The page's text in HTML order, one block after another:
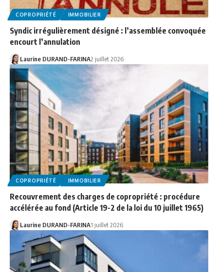
COPROPRIÉTÉ IMMOBILIER
Syndic irrégulièrement désigné : l’assemblée convoquée
encourt l’annulation
Laurine DURAND-FARINA2 juillet 2026
COPROPRIÉTÉ IMMOBILIER
Recouvrement des charges de copropriété : procédure
accélérée au fond (Article 19-2 de la loi du 10 juillet 1965)
Laurine DURAND-FARINA1 juillet 2026